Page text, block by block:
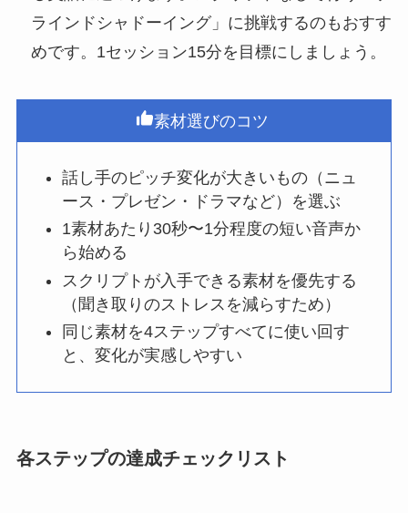
ラインドシャドーイング」に挑戦するのもおすす
めです。1セッション15分を目標にしましょう。
素材選びのコツ
話し手のピッチ変化が大きいもの（ニュ
ース・プレゼン・ドラマなど）を選ぶ
1素材あたり30秒〜1分程度の短い音声か
ら始める
スクリプトが入手できる素材を優先する
（聞き取りのストレスを減らすため）
同じ素材を4ステップすべてに使い回す
と、変化が実感しやすい
各ステップの達成チェックリスト